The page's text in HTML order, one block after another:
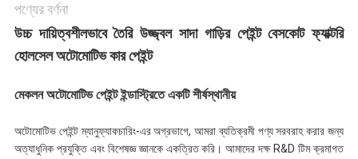
নীতি
পণ্যের বর্ণনা
উচ্চ দায়িত্বশীলভাবে তৈরি উজ্জ্বল সাদা গাড়ির পেইন্ট বেসকোট ফ্যাক্টরি
হোলসেল অটোমোটিভ কার পেইন্ট
মেকলন অটোমোটিভ পেইন্ট ইন্ডাস্ট্রিতে একটি শীর্ষস্থানীয়
অটোমোটিভ পেইন্ট ম্যানুফ্যাকচারিং-এর অগ্রভাগে, আমরা ব্যতিক্রমী পণ্য সরবরাহ করার জন্য
অত্যাধুনিক প্রযুক্তি এবং বিশেষজ্ঞ জ্ঞানকে একত্রিত করি। আমাদের দক্ষ R&D টিম ক্রমাগত